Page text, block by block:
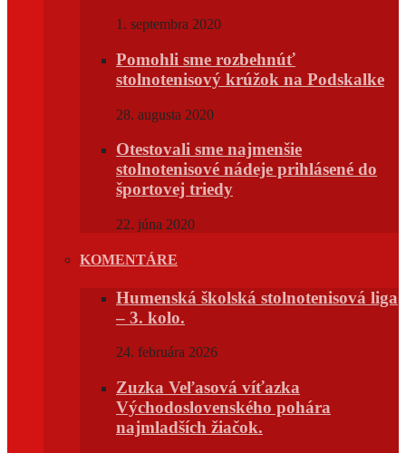
1. septembra 2020
Pomohli sme rozbehnúť
stolnotenisový krúžok na Podskalke
28. augusta 2020
Otestovali sme najmenšie
stolnotenisové nádeje prihlásené do
športovej triedy
22. júna 2020
KOMENTÁRE
Humenská školská stolnotenisová liga
– 3. kolo.
24. februára 2026
Zuzka Veľasová víťazka
Východoslovenského pohára
najmladších žiačok.